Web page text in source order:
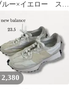
ルー×イエロー スニ
2,380